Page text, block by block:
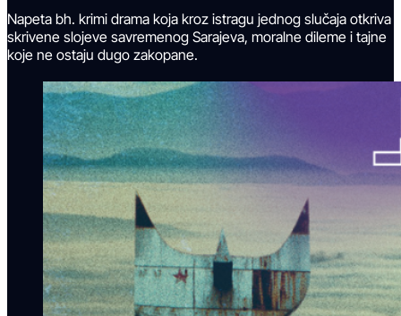
Napeta bh. krimi drama koja kroz istragu jednog slučaja otkriva
skrivene slojeve savremenog Sarajeva, moralne dileme i tajne
koje ne ostaju dugo zakopane.